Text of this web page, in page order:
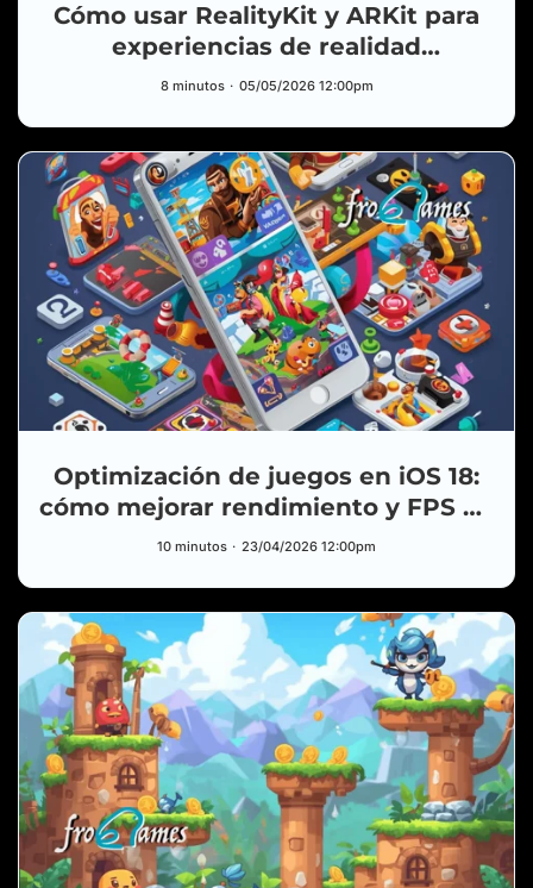
Cómo usar RealityKit y ARKit para
experiencias de realidad
aumentada en iOS 18
8 minutos 05/05/2026 12:00pm
Optimización de juegos en iOS 18:
cómo mejorar rendimiento y FPS en
SpriteKit
10 minutos 23/04/2026 12:00pm
HUB